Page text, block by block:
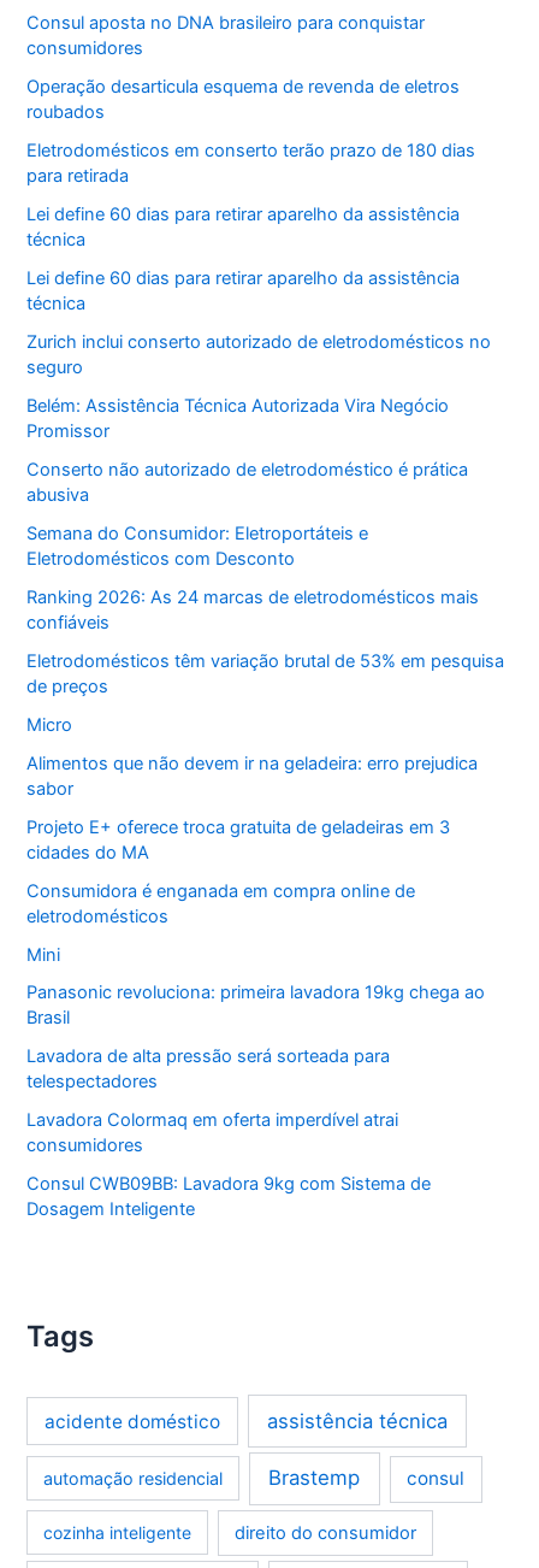
Consul aposta no DNA brasileiro para conquistar
consumidores
Operação desarticula esquema de revenda de eletros
roubados
Eletrodomésticos em conserto terão prazo de 180 dias
para retirada
Lei define 60 dias para retirar aparelho da assistência
técnica
Lei define 60 dias para retirar aparelho da assistência
técnica
Zurich inclui conserto autorizado de eletrodomésticos no
seguro
Belém: Assistência Técnica Autorizada Vira Negócio
Promissor
Conserto não autorizado de eletrodoméstico é prática
abusiva
Semana do Consumidor: Eletroportáteis e
Eletrodomésticos com Desconto
Ranking 2026: As 24 marcas de eletrodomésticos mais
confiáveis
Eletrodomésticos têm variação brutal de 53% em pesquisa
de preços
Micro
Alimentos que não devem ir na geladeira: erro prejudica
sabor
Projeto E+ oferece troca gratuita de geladeiras em 3
cidades do MA
Consumidora é enganada em compra online de
eletrodomésticos
Mini
Panasonic revoluciona: primeira lavadora 19kg chega ao
Brasil
Lavadora de alta pressão será sorteada para
telespectadores
Lavadora Colormaq em oferta imperdível atrai
consumidores
Consul CWB09BB: Lavadora 9kg com Sistema de
Dosagem Inteligente
Tags
acidente doméstico assistência técnica
automação residencial Brastemp consul
cozinha inteligente direito do consumidor